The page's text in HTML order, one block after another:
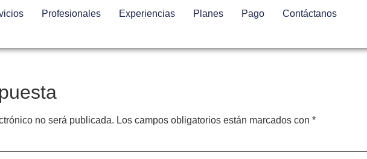
Profesionales Experiencias Planes Pago Contáctanos
no será publicada. Los campos obligatorios están marcados con *